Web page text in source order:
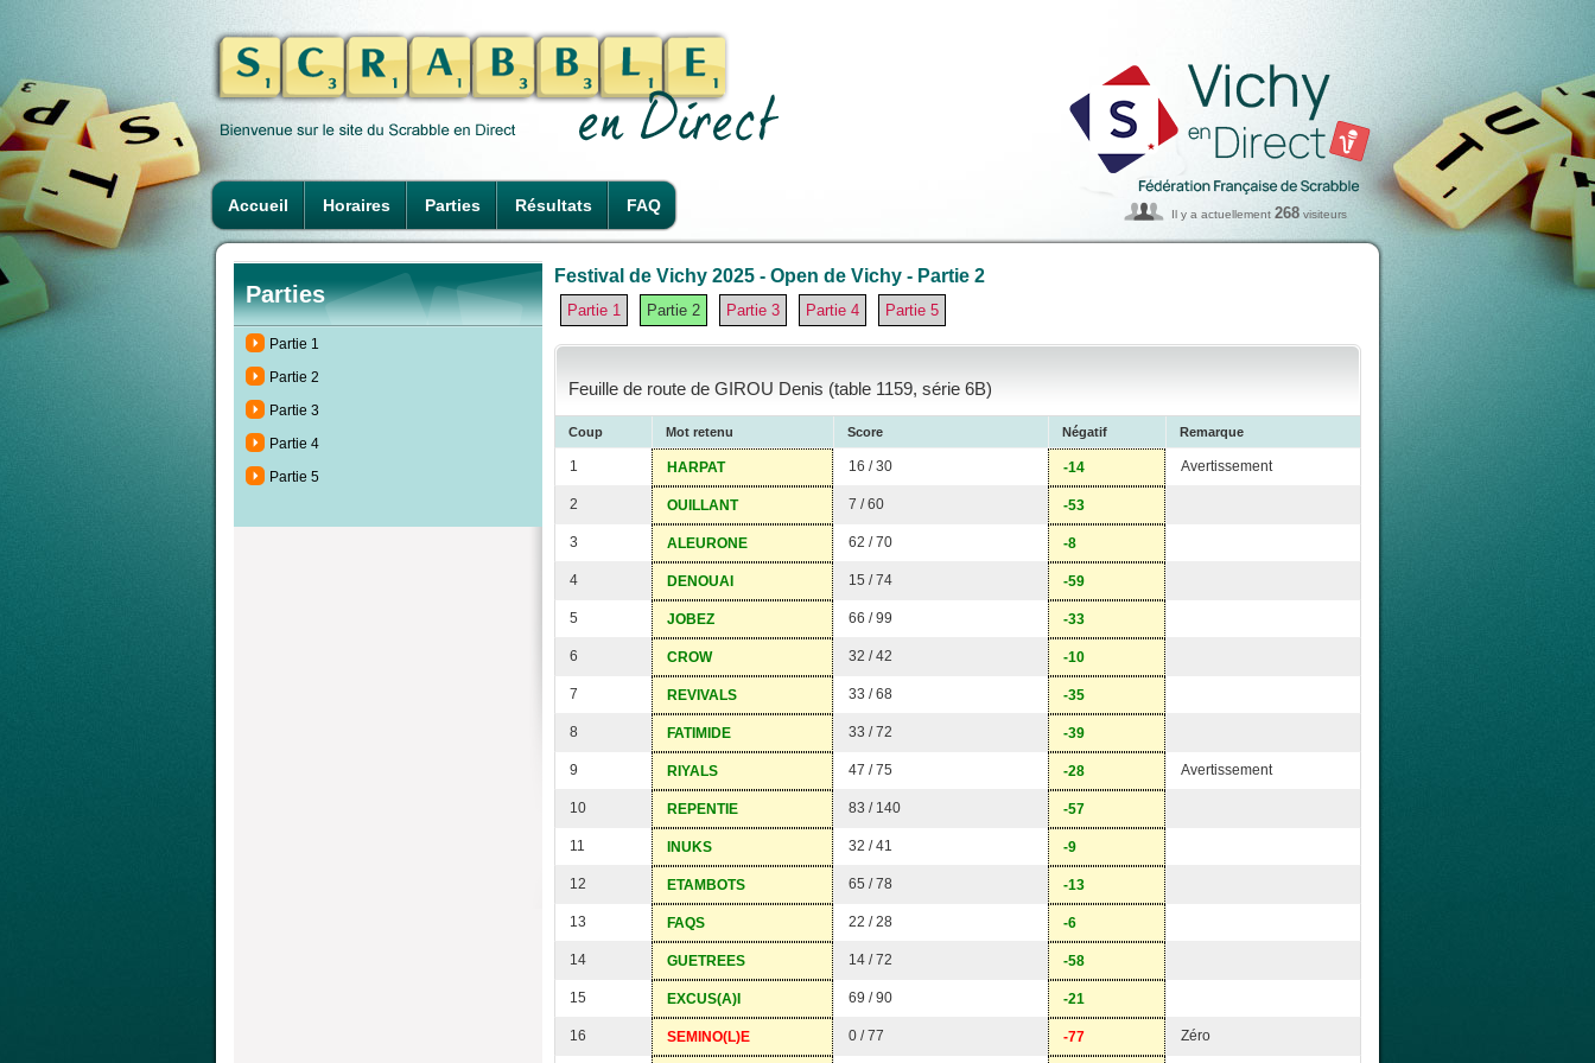
Accueil Horaires Parties Résultats FAQ Il y a actuellement 268 visiteurs
Parties
Partie 1
Partie 2
Partie 3
Partie 4
Partie 5
Festival de Vichy 2025 - Open de Vichy - Partie 2
Partie 1 Partie 2 Partie 3 Partie 4 Partie 5
Feuille de route de GIROU Denis (table 1159, série 6B)
Coup Mot retenu Score Négatif Remarque
1 HARPAT 16 / 30 -14 Avertissement
2 OUILLANT 7 / 60 -53
3 ALEURONE 62 / 70 -8
4 DENOUAI 15 / 74 -59
5 JOBEZ 66 / 99 -33
6 CROW 32 / 42 -10
7 REVIVALS 33 / 68 -35
8 FATIMIDE 33 / 72 -39
9 RIYALS 47 / 75 -28 Avertissement
10 REPENTIE 83 / 140 -57
11 INUKS 32 / 41 -9
12 ETAMBOTS 65 / 78 -13
13 FAQS 22 / 28 -6
14 GUETREES 14 / 72 -58
15 EXCUS(A)I 69 / 90 -21
16 SEMINO(L)E 0 / 77 -77 Zéro